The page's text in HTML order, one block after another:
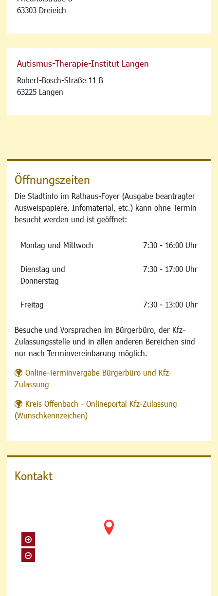
63303 Dreieich
Autismus-Therapie-Institut Langen
Robert-Bosch-Straße 11 B
63225 Langen
Öffnungszeiten
Die Stadtinfo im Rathaus-Foyer (Ausgabe beantragter
Ausweispapiere, Infomaterial, etc.) kann ohne Termin
besucht werden und ist geöffnet:
Montag und Mittwoch 7:30 - 16:00 Uhr
Dienstag und
Donnerstag
7:30 - 17:00 Uhr
Freitag 7:30 - 13:00 Uhr
Besuche und Vorsprachen im Bürgerbüro, der Kfz-
Zulassungsstelle und in allen anderen Bereichen sind
nur nach Terminvereinbarung möglich.
Online-Terminvergabe Bürgerbüro und Kfz-
Zulassung
Kreis Offenbach - Onlineportal Kfz-Zulassung
(Wunschkennzeichen)
Kontakt